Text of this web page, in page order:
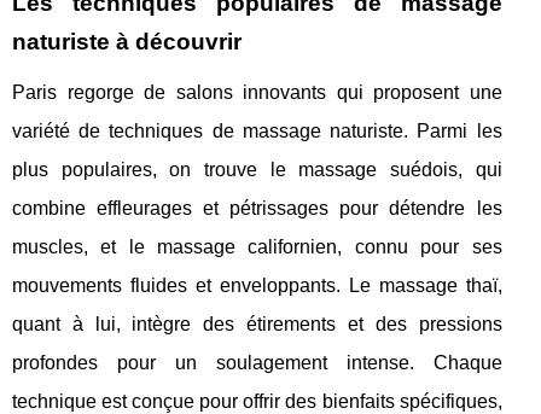
naturiste à découvrir
Paris regorge de salons innovants qui proposent une
variété de techniques de massage naturiste. Parmi les
plus populaires, on trouve le massage suédois, qui
combine effleurages et pétrissages pour détendre les
muscles, et le massage californien, connu pour ses
mouvements fluides et enveloppants. Le massage thaï,
quant à lui, intègre des étirements et des pressions
profondes pour un soulagement intense. Chaque
technique est conçue pour offrir des bienfaits spécifiques,